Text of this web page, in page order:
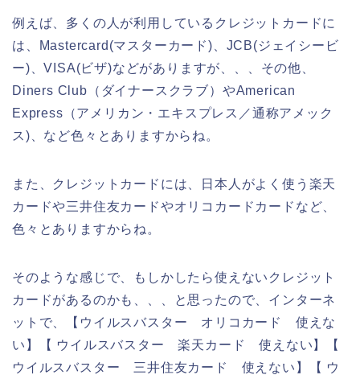
例えば、多くの人が利用しているクレジットカードに
は、Mastercard(マスターカード)、JCB(ジェイシービ
ー)、VISA(ビザ)などがありますが、、、その他、
Diners Club（ダイナースクラブ）やAmerican
Express（アメリカン・エキスプレス／通称アメック
ス)、など色々とありますからね。
また、クレジットカードには、日本人がよく使う楽天
カードや三井住友カードやオリコカードカードなど、
色々とありますからね。
そのような感じで、もしかしたら使えないクレジット
カードがあるのかも、、、と思ったので、インターネ
ットで、【ウイルスバスター オリコカード 使えな
い】【 ウイルスバスター 楽天カード 使えない】【
ウイルスバスター 三井住友カード 使えない】【 ウ